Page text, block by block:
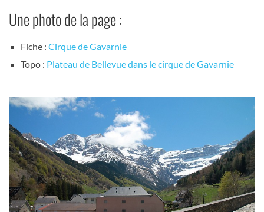
Une photo de la page :
Fiche : Cirque de Gavarnie
Topo : Plateau de Bellevue dans le cirque de Gavarnie